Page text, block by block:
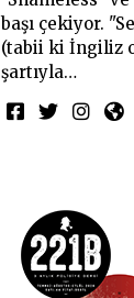
başı çekiyor.
(tabii ki İngiliz
şartıyla…